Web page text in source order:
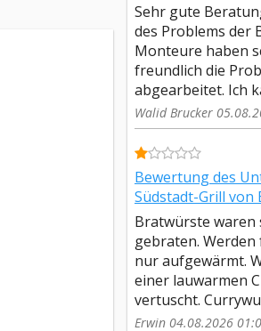
Sehr gute
des Problems der
Monteure haben
freundlich die
abgearbeitet. Ich
Walid Brucker
Bewertung des
Südstadt-Grill von
Bratwürste waren
gebraten.
nur aufgewärmt.
einer lauwarmen
vertuscht.
Erwin 04.08.2026